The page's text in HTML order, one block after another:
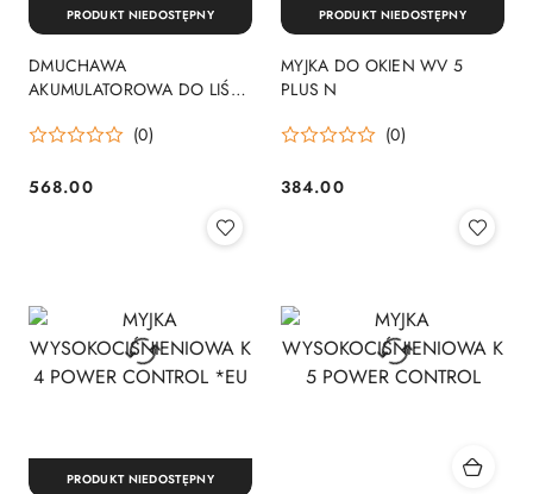
DMUCHAWA
AKUMULATOROWA DO LIŚCI
(0)
Cena:
568.00
PRODUKT NIEDOSTĘPNY
MYJKA DO OKIEN WV 5
PLUS N
(0)
Cena:
384.00
PRODUKT NIEDOSTĘPNY
PRODUKT NIEDOSTĘPNY